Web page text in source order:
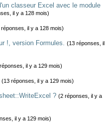
classeur Excel avec le module
il y a 128 mois)
réponses, il y a 128 mois)
!, version Formules. (13 réponses, il
il y a 129 mois)
(13 réponses, il y a 129 mois)
? (2 réponses, il y a
il y a 129 mois)